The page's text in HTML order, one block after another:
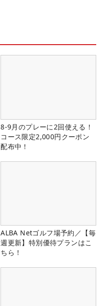
8-9月のプレーに2回使える！
コース限定2,000円クーポン
配布中！
ALBA Netゴルフ場予約／【毎
週更新】特別優待プランはこ
ちら！